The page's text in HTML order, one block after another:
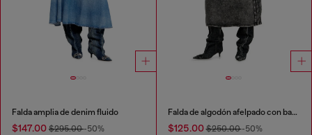
Falda amplia de denim fluido
$147.00 $295.00-50%
Falda de algodón afelpado con bandas laterales
$125.00$250.00-50%